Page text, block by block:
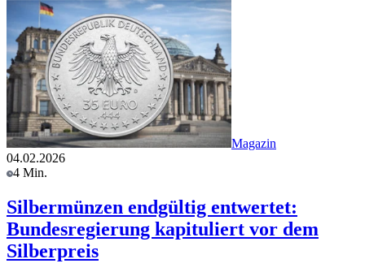
Magazin
04.02.2026
4 Min.
Silbermünzen endgültig entwertet:
Bundesregierung kapituliert vor dem
Silberpreis